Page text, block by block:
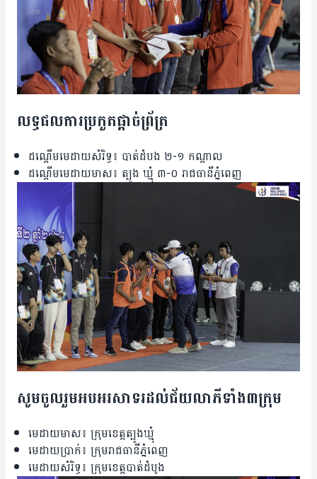
លទ្ធផល​ការ​ប្រកួត​ផ្តាច់​ព្រ័ត្រ
ដណ្តើម​មេដាយ​សំរិទ្ធ៖ បាត់ដំបង ២-១ កណ្តាល
​ដណ្តើម​មេដាយ​មាស៖ ត្បូង ឃ្មុំ ៣-០ រាជ​ធានី​ភ្នំពេញ
សូម​ចូល​រួម​អបអរសាទរ​ដល់​ជ័យលាភី​ទាំង​៣​ក្រុម
មេដាយ​មាស៖ ក្រុម​ខេត្ត​ត្បូង​ឃ្មុំ
មេដាយ​ប្រាក់៖ ក្រុម​រាជ​ធានី​ភ្នំពេញ
មេដាយ​សំរិទ្ធ៖ ក្រុម​ខេត្ត​បាត់ដំបូង